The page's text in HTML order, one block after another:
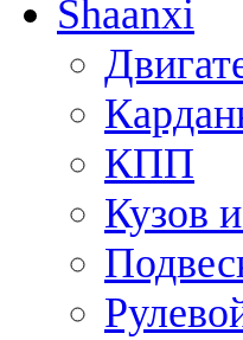
Shaanxi
КПП
Кузов